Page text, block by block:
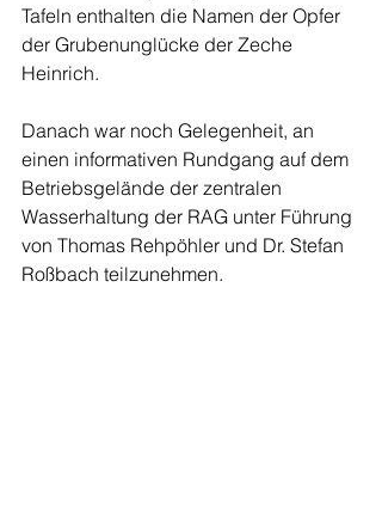
Tafeln enthalten die Namen der Opfer
der Grubenunglücke der Zeche
Heinrich.
Danach war noch Gelegenheit, an
einen informativen Rundgang auf dem
Betriebsgelände der zentralen
Wasserhaltung der RAG unter Führung
von Thomas Rehpöhler und Dr. Stefan
Roßbach teilzunehmen.